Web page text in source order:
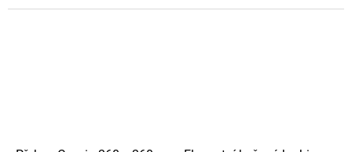
vás. Dopřejte si nebo dopřejte